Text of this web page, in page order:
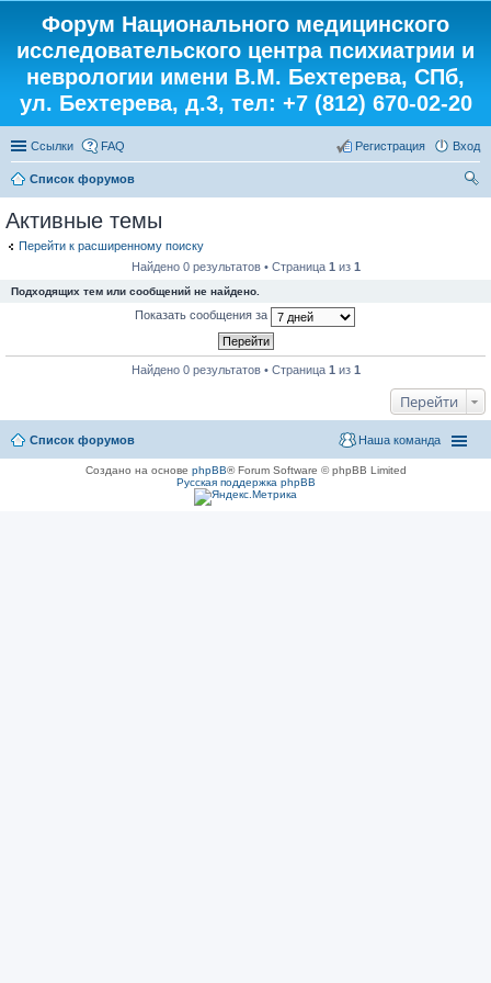
Форум Национального медицинского
исследовательского центра психиатрии и
неврологии имени В.М. Бехтерева, СПб,
ул. Бехтерева, д.3, тел: +7 (812) 670-02-20
Ссылки FAQ Вход
Регистрация
Список форумов
Активные темы
Перейти к расширенному поиску
Найдено 0 результатов • Страница 1 из 1
Подходящих тем или сообщений не найдено.
Показать сообщения за
Найдено 0 результатов • Страница 1 из 1
Перейти
Список форумов Наша команда
Создано на основе phpBB® Forum Software © phpBB Limited
Русская поддержка phpBB